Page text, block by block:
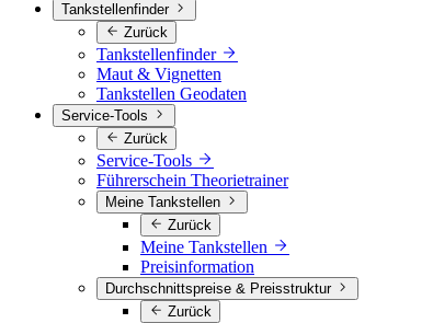
Tankstellenfinder
Zurück
Tankstellenfinder
Maut & Vignetten
Tankstellen Geodaten
Service-Tools
Zurück
Service-Tools
Führerschein Theorietrainer
Meine Tankstellen
Zurück
Meine Tankstellen
Preisinformation
Durchschnittspreise & Preisstruktur
Zurück